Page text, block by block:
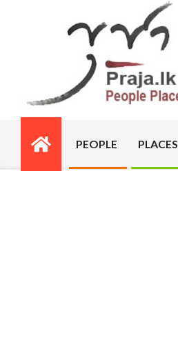
PRAJA.LK
Primary
Navigation
PEOPLE PLACES